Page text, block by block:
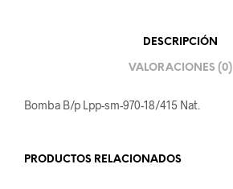
DESCRIPCIÓN
VALORACIONES (0)
Bomba B/p Lpp-sm-970-18/415 Nat.
PRODUCTOS RELACIONADOS